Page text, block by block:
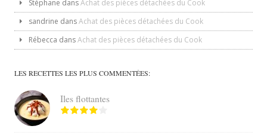
Stéphane dansAchat des pièces détachées du Cook
sandrine dansAchat des pièces détachées du Cook
Rébecca dansAchat des pièces détachées du Cook
LES RECETTES LES PLUS COMMENTÉES:
Iles flottantes